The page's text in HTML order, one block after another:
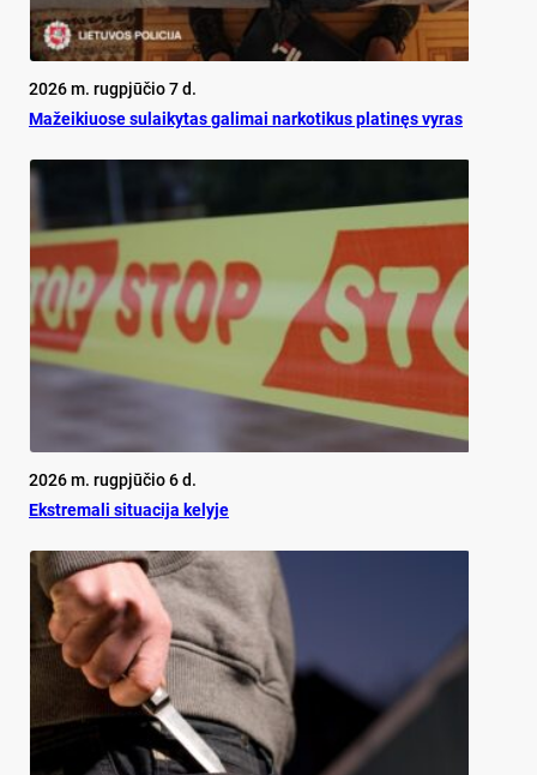
2026 m. rugpjūčio 7 d.
Mažeikiuose sulaikytas galimai narkotikus platinęs vyras
2026 m. rugpjūčio 6 d.
Ekst­re­ma­li si­tua­ci­ja ke­ly­je